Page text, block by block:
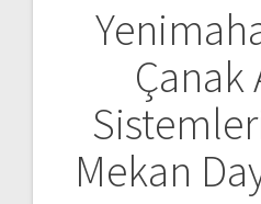
Çanak
Mekan
gezinmesi